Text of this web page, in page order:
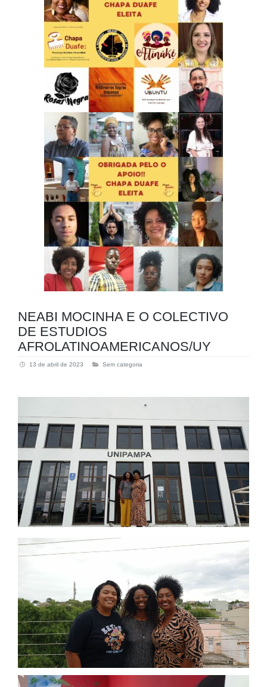
NEABI MOCINHA E O COLECTIVO
DE ESTUDIOS
AFROLATINOAMERICANOS/UY
13 de abril de 2023 Sem categoria